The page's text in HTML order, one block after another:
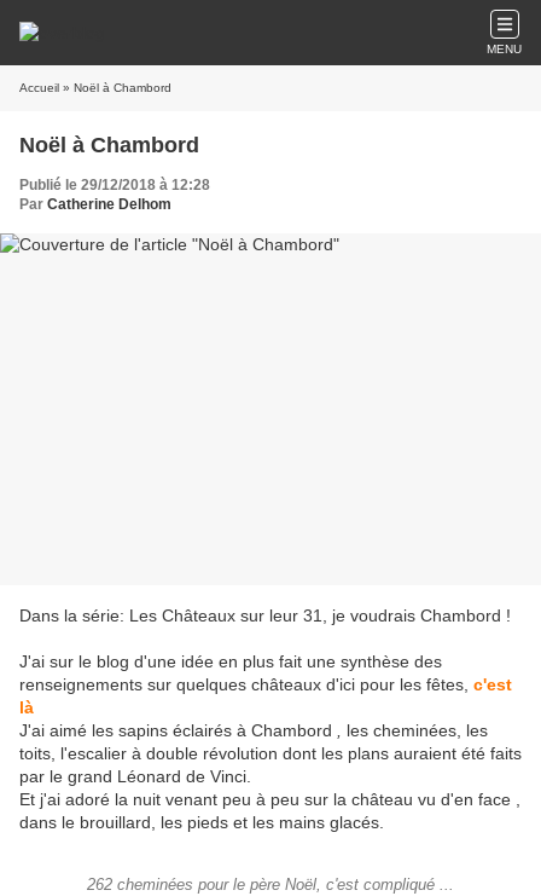
MENU
Accueil » Noël à Chambord
Noël à Chambord
Publié le 29/12/2018 à 12:28
Par Catherine Delhom
Dans la série: Les Châteaux sur leur 31, je voudrais Chambord !
J'ai sur le blog d'une idée en plus fait une synthèse des
renseignements sur quelques châteaux d'ici pour les fêtes, c'est
là
J'ai aimé les sapins éclairés à Chambord
les cheminées, les
toits, l'escalier à double révolution dont les plans auraient été faits
par le grand Léonard de Vinci.
Et j'ai adoré la nuit venant peu à peu sur la château vu d'en face ,
dans le brouillard, les pieds et les mains glacés.
262 cheminées pour le père Noël, c'est compliqué ...